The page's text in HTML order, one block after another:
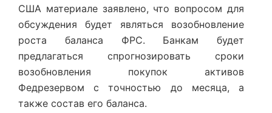
США материале заявлено, что вопросом для
обсуждения будет являться возобновление
роста баланса ФРС. Банкам будет
предлагаться спрогнозировать сроки
возобновления покупок активов
Федрезервом с точностью до месяца, а
также состав его баланса.